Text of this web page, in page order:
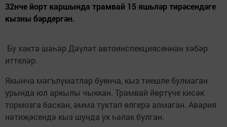
32нче йорт каршында трамвай 15 яшьләр тирәсендәге
кызны бәрдергән.
Бу хакта шәһәр Дәүләт автоинспекциясеннән хәбәр
иттеләр.
Якынча мәгълүматлар буенча, кыз тиешле булмаган
урында юл аркылы чыккан. Трамвай йөртүче кисәк
тормозга баскан, әмма туктап өлгерә алмаган. Авария
нәтиҗәсендә кыз шунда ук һәлак булган.